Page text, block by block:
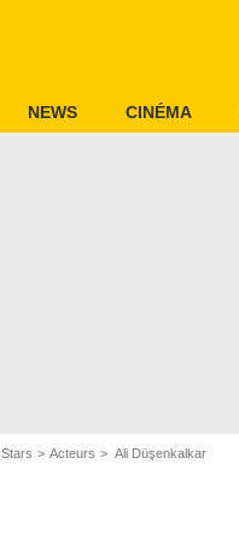
NEWS CINÉMA
Stars Acteurs Ali Düşenkalkar